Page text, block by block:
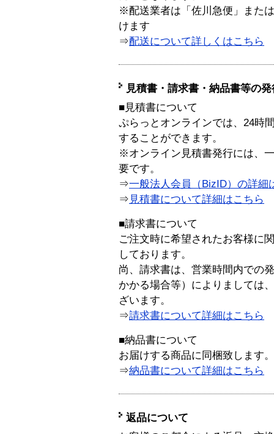
※配送業者は「佐川急便」また
けます
⇒配送について詳しくはこちら
見積書・請求書・納品書等の
■見積書について
ぷらっとオンラインでは、24時
することができます。
※オンライン見積書発行には、
要です。
⇒一般法人会員（BizID）の詳細
⇒ 見積書について詳細はこちら
■請求書について
ご注文時に希望されたお客様に
しております。
尚、請求書は、営業時間内での
かかる場合等）によりましては
ざいます。
⇒請求書について詳細はこちら
■納品書について
お届けする商品に同梱致します。
⇒納品書について詳細はこちら
返品について